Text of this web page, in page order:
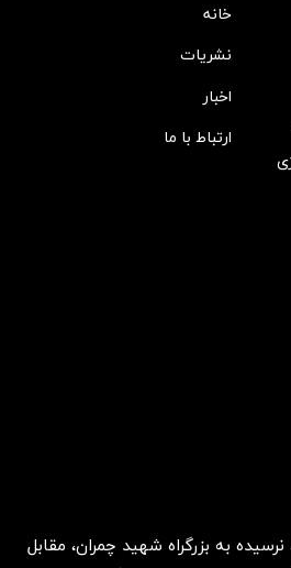
نرسیده به بزرگراه شهید چمران، مقابل
خانه
نشریات
اخبار
ارتباط با ما